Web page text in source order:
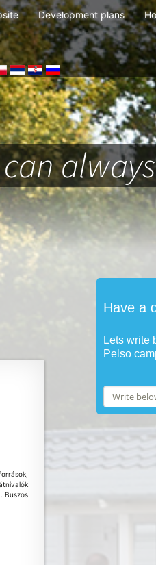
Development plans
can
Buszos
Have a
Lets write
Pelso